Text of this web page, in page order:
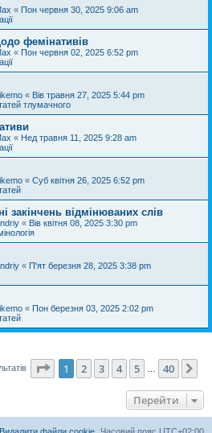
« Пон червня 30, 2025 9:06 am
фемінативів
« Пон червня 02, 2025 6:52 pm
« Вів травня 27, 2025 5:44 pm
тлумачного
« Нед травня 11, 2025 9:28 am
« Суб квітня 26, 2025 6:52 pm
закінчень відмінюваних слів
« Вів квітня 08, 2025 3:30 pm
« П'ят березня 28, 2025 3:38 pm
« Пон березня 03, 2025 2:02 pm
Сторінка 1 40
1 2 3 4 5 40
Перейти
Часовий пояс UTC+02:00
Видалити файли cookie